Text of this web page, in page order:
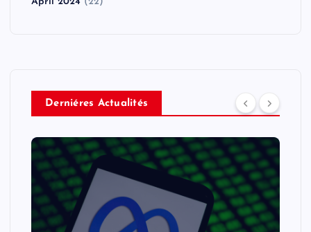
Derniéres Actualités